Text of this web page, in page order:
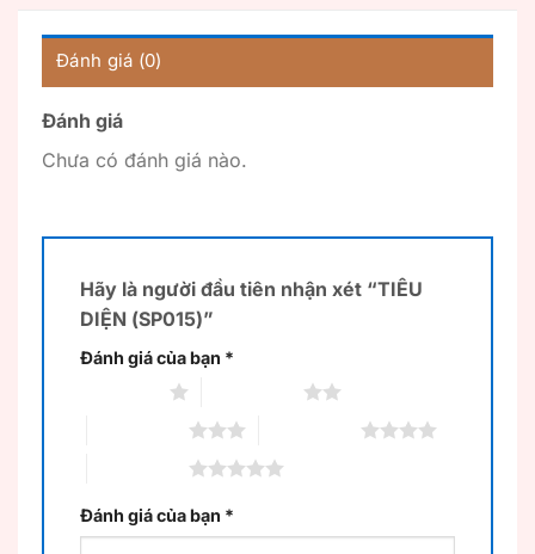
Đánh giá (0)
Đánh giá
Chưa có đánh giá nào.
Hãy là người đầu tiên nhận xét “TIÊU
DIỆN (SP015)”
Đánh giá của bạn *
Đánh giá của bạn *